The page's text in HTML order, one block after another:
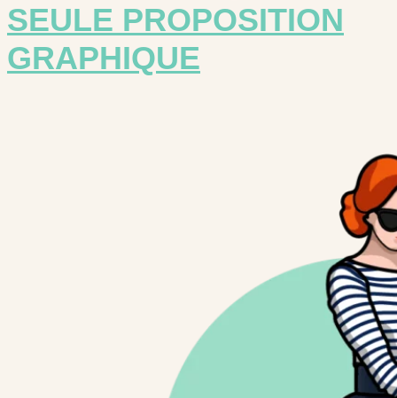
SEULE PROPOSITION
GRAPHIQUE